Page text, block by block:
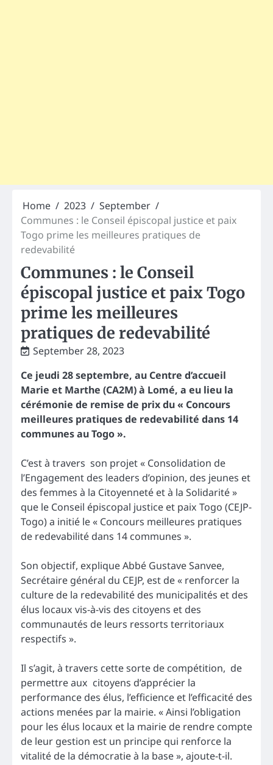
Home 2023
September
Communes : le Conseil épiscopal justice et paix
Togo prime les meilleures pratiques de
redevabilité
Communes : le Conseil
épiscopal justice et paix Togo
prime les meilleures
pratiques de redevabilité
September 28, 2023
Ce jeudi 28 septembre, au Centre d’accueil
Marie et Marthe (CA2M) à Lomé, a eu lieu la
cérémonie de remise de prix du « Concours
meilleures pratiques de redevabilité dans 14
communes au Togo ».
C’est à travers son projet « Consolidation de
l’Engagement des leaders d’opinion, des jeunes et
des femmes à la Citoyenneté et à la Solidarité »
que le Conseil épiscopal justice et paix Togo (CEJP-
Togo) a initié le « Concours meilleures pratiques
de redevabilité dans 14 communes ».
Son objectif, explique Abbé Gustave Sanvee,
Secrétaire général du CEJP, est de « renforcer la
culture de la redevabilité des municipalités et des
élus locaux vis-à-vis des citoyens et des
communautés de leurs ressorts territoriaux
respectifs ».
Il s’agit, à travers cette sorte de compétition, de
permettre aux citoyens d’apprécier la
performance des élus, l’efficience et l’efficacité des
actions menées par la mairie. « Ainsi l’obligation
pour les élus locaux et la mairie de rendre compte
de leur gestion est un principe qui renforce la
vitalité de la démocratie à la base », ajoute-t-il.